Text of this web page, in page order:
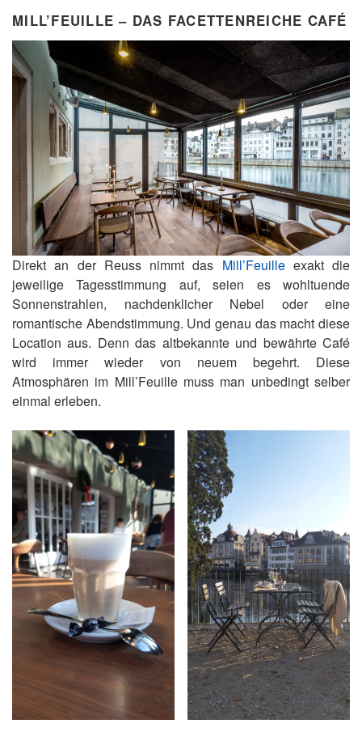
MILL’FEUILLE – DAS FACETTENREICHE CAFÉ
Direkt an der Reuss nimmt das Mill’Feuilleexakt die
jeweilige Tagesstimmung auf, seien es wohltuende
Sonnenstrahlen, nachdenklicher Nebel oder eine
romantische Abendstimmung. Und genau das macht diese
Location aus. Denn das altbekannte und bewährte Café
wird immer wieder von neuem begehrt. Diese
Atmosphären im Mill’Feuille muss man unbedingt selber
einmal erleben.